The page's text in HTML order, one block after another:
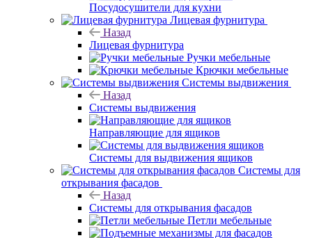
Посудосушители для кухни
Лицевая фурнитура
Назад
Лицевая фурнитура
Ручки мебельные
Крючки мебельные
Системы выдвижения
Назад
Системы выдвижения
Направляющие для ящиков
Системы для выдвижения ящиков
Системы для
открывания фасадов
Назад
Системы для открывания фасадов
Петли мебельные